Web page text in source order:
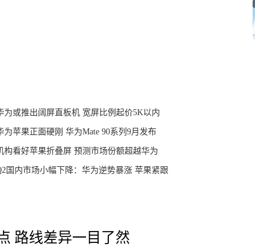
为或推出阔屏直板机 宽屏比例起价5K以内
为苹果正面硬刚 华为Mate 90系列9月发布
构看好苹果折叠屏 预测市场份额超越华为
国内市场小幅下降：华为逆势暴涨 苹果紧跟
路线差异一目了然